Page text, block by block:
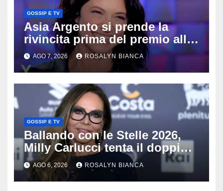
GOSSIP E TV
Asia Argento si prende la
rivincita prima del premio alla
carriera: «Mi chiamano
raccomandata e cagna»
AGO 7, 2026 ROSALYN BIANCA
GOSSIP E TV
Ballando con le Stelle 2026,
Milly Carlucci tenta il doppio
colpo: tra i papabili Ornella
Muti e Monica Guerritore
AGO 6, 2026 ROSALYN BIANCA